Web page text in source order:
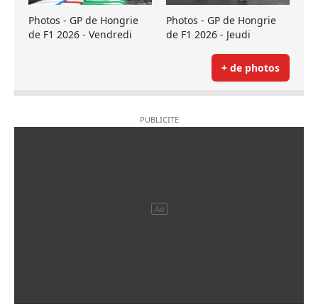
Photos - GP de Hongrie
de F1 2026 - Vendredi
Photos - GP de Hongrie
de F1 2026 - Jeudi
+ de photos